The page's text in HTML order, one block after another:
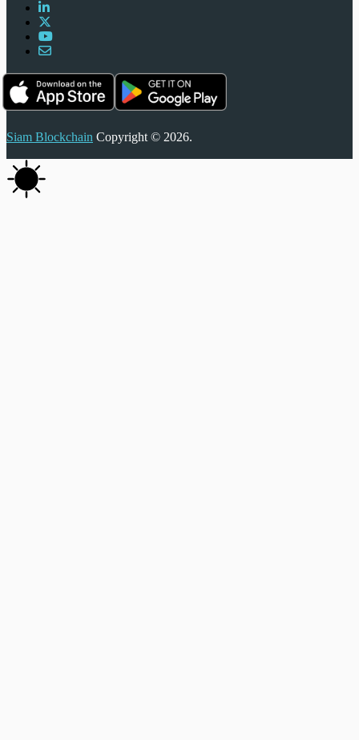
Siam Blockchain Copyright © 2026.